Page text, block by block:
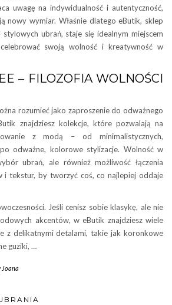
uwagę na indywidualność i autentyczność,
nowy wymiar. Właśnie dlatego eButik, sklep
ubrań, staje się idealnym miejscem
swoją wolność i kreatywność w
– FILOZOFIA WOLNOŚCI
rozumieć jako zaproszenie do odważnego
znajdziesz kolekcje, które pozwalają na
z modą – od minimalistycznych,
odważne, kolorowe stylizacje. Wolność w
ubrań, ale również możliwość łączenia
i tekstur, by tworzyć coś, co najlepiej oddaje
Jeśli cenisz sobie klasykę, ale nie
akcentów, w eButik znajdziesz wiele
z delikatnymi detalami, takie jak koronkowe
guziki, …
Joana